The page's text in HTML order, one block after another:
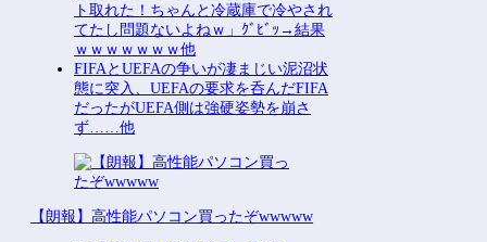
ト取れた！ちゃんと冷蔵庫で冷やされ
てたし問題ないよねｗ」ｸﾞﾋﾞｯ→結果
ｗｗｗｗｗｗｗ他
FIFAとUEFAの争いが凄まじい泥沼状
態に突入、UEFAの要求を呑んだFIFA
だったがUEFA側は強硬姿勢を崩さ
ず……他
【朗報】高性能パソコン買ったぞwwwww